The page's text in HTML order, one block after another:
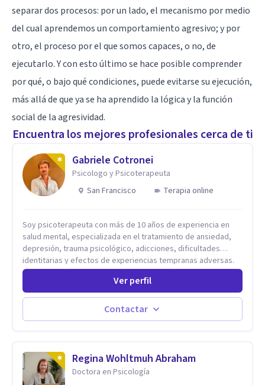
separar dos procesos: por un lado, el mecanismo por medio
del cual aprendemos un comportamiento agresivo; y por
otro, el proceso por el que somos capaces, o no, de
ejecutarlo. Y con esto último se hace posible comprender
por qué, o bajo qué condiciones, puede evitarse su ejecución,
más allá de que ya se ha aprendido la lógica y la función
social de la agresividad.
Encuentra los mejores profesionales cerca de ti
Gabriele Cotronei
Psicologo y Psicoterapeuta
San Francisco
Terapia online
Soy psicoterapeuta con más de 10 años de experiencia en
salud mental, especializada en el tratamiento de ansiedad,
depresión, trauma psicológico, adicciones, dificultades
identitarias y efectos de experiencias tempranas adversas.
Ofrezco un espacio terapéutico seguro, confidencial y
profundamente humano, donde el dolor emocional puede
transformarse en autoconocimiento, regulación emocional y
psicoanálisis, terapia somática y de trauma, psicología
Psicología Analítica Junguiana. Mi abordaje también incorpora
perspectivas interculturales, ecopsicología y el trabajo
simbólico con el inconsciente, entendiendo que cada
Ver perfil
Contactar
Regina Wohltmuh Abraham
Doctora en Psicología